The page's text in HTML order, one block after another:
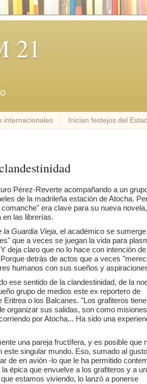
21
internacionales Inician festejos del
Pérez-Reverte acompañando a un
de la madrileña estación de Atocha.
era clave para su nueva novela,
en las librerías.
la Guardia Vieja, el académico se
que a veces se juegan la vida para
deja claro que no lo hace con intención de
detrás de actos que a veces
humanos con sus sueños y
ese sentido de la clandestinidad, de la
grupo de medios este ex reportero de
o los Balcanes. "Los grafiteros
organizar sus salidas, son como
por Atocha... Ha sido una
una pareja fructífera, y es posible que
singular mundo. Eso, sumado al
de en avión -lo que le ha permitido
épica que envuelve a los grafiteros y a
estamos viviendo, lo lanzó a ponerse